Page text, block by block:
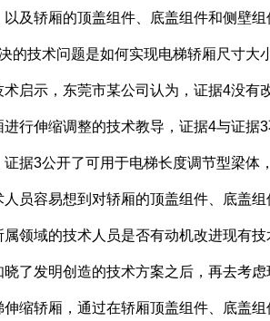
以及轿厢的顶盖组件、底盖组件和侧壁
的技术问题是如何实现电梯轿厢尺寸大
示，东莞市某公司认为，证据4没有
进行伸缩调整的技术教导，证据4与证
证据3公开了可用于电梯长度调节型梁
人员容易想到对轿厢的顶盖组件、底盖
属领域的技术人员是否有动机改进现有
晓了发明创造的技术方案之后，再去考
伸缩轿厢，通过在轿厢顶盖组件、底盖